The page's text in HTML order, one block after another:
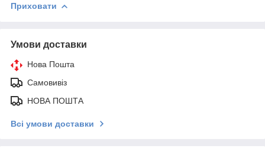
Приховати
Умови доставки
Нова Пошта
Самовивіз
НОВА ПОШТА
Всі умови доставки